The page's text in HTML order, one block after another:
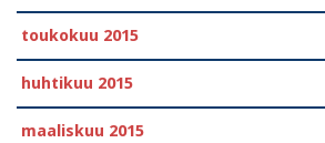
toukokuu 2015
huhtikuu 2015
maaliskuu 2015